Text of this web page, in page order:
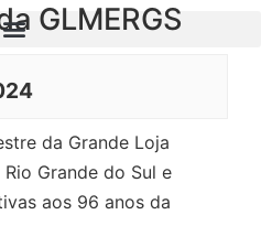
GLMERGS
da Grande Loja
Grande do Sul e
aos 96 anos da